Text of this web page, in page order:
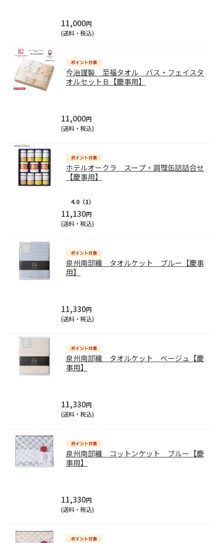
11,000円
(送料・税込)
今治謹製 至福タオル バス・フェイスタ
オルセットＢ【慶事用】
11,000円
(送料・税込)
ホテルオークラ スープ・調理缶詰詰合せ
【慶事用】
4.0 （1）
11,130円
(送料・税込)
泉州南部織 タオルケット ブルー【慶事
用】
11,330円
(送料・税込)
泉州南部織 タオルケット ベージュ【慶
事用】
11,330円
(送料・税込)
泉州南部織 コットンケット ブルー【慶
事用】
11,330円
(送料・税込)